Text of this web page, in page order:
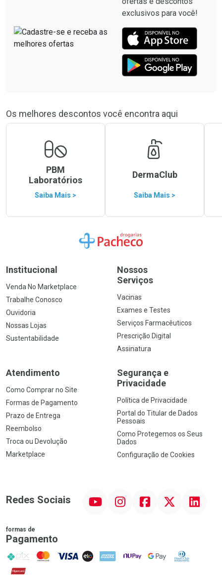
exclusivos para você!
Os melhores descontos você encontra aqui
PBM
Laboratórios
Saiba Mais >
DermaClub
Saiba Mais >
Ir para a Home
Institucional
Venda No Marketplace
Trabalhe Conosco
Ouvidoria
Nossas Lojas
Sustentabilidade
Nossos
Serviços
Vacinas
Exames e Testes
Serviços Farmacêuticos
Prescrição Digital
Assinatura
Atendimento
Como Comprar no Site
Formas de Pagamento
Prazo de Entrega
Reembolso
Troca ou Devolução
Marketplace
Segurança e
Privacidade
Política de Privacidade
Portal do Titular de Dados
Pessoais
Como Protegemos os Seus
Dados
Configuração de Cookies
Redes Sociais InstagramFacebookTwitter Linkedin
formas de
Pagamento
PIX MasterCard
VISA ELO AMEX NuPay Google PayDiners Club
Hipercard